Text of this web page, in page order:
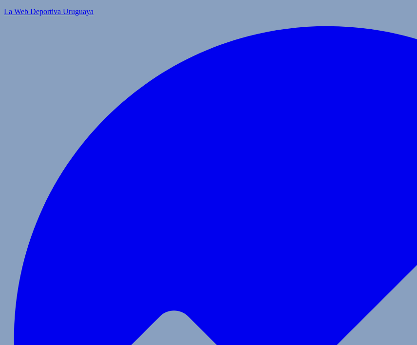
La Web Deportiva Uruguaya